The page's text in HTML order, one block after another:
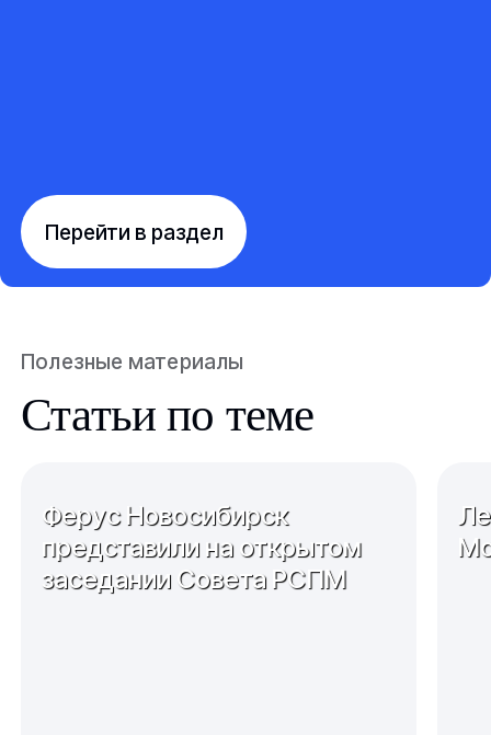
Перейти в раздел
Полезные материалы
Статьи по теме
Ферус Новосибирск
представили на открытом
заседании Совета РСПМ